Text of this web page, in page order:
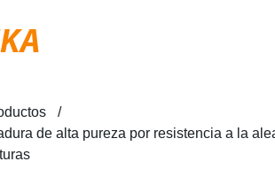
de alta pureza por resistencia a la